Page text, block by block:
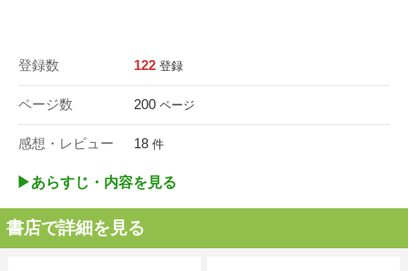
登録数 122 登録
ページ数 200 ページ
感想・レビュー 18 件
▶︎あらすじ・内容を見る
書店で詳細を見る